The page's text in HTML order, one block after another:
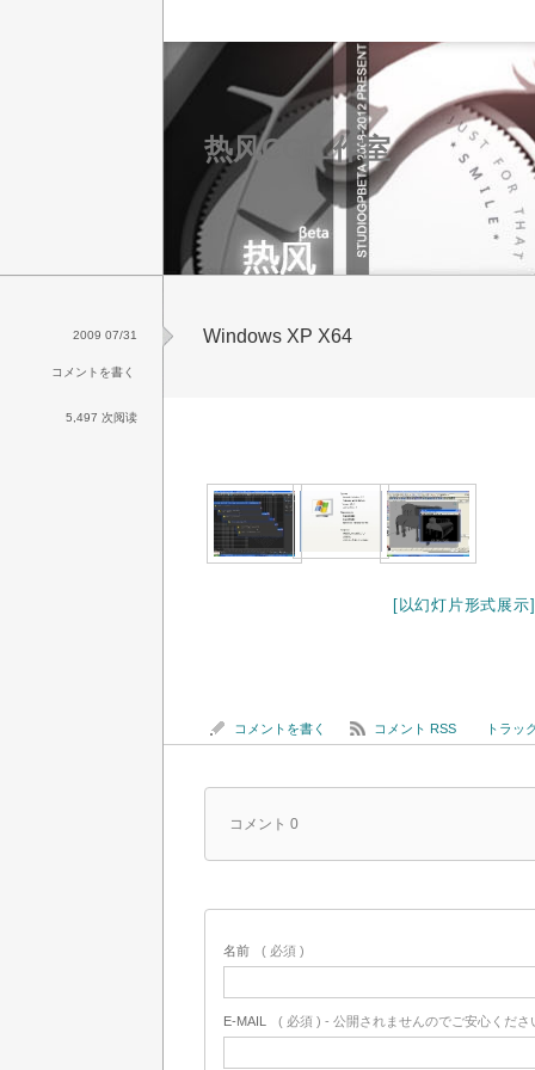
热风CG工作室
Windows XP X64
[以幻灯片形式展示]
2009 07/31
コメントを書く
5,497 次阅读
コメントを書く コメント RSS トラッ
コメント 0
名前 ( 必須 )
E-MAIL ( 必須 ) - 公開されませんのでご安心くださ